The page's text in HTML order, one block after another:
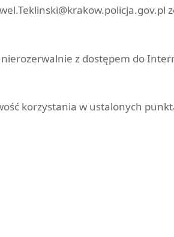
z dostępem do
korzystania w ustalonych